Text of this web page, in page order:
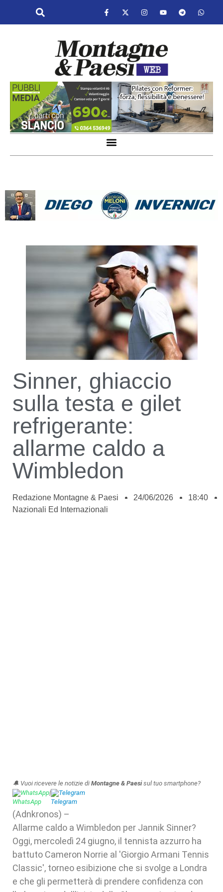
Sinner, ghiaccio
sulla testa e gilet
refrigerante:
allarme caldo a
Wimbledon
Redazione Montagne & Paesi 24/06/2026
18:40
Nazionali Ed Internazionali
🔔 Vuoi ricevere le notizie di Montagne & Paesisul tuo smartphone?
WhatsApp| Telegram
(Adnkronos) –
Allarme caldo a Wimbledon per Jannik Sinner?
Oggi, mercoledì 24 giugno, il tennista azzurro ha
battuto Cameron Norrie al 'Giorgio Armani Tennis
Classic', torneo esibizione che si svolge a Londra
e che gli permetterà di prendere confidenza con